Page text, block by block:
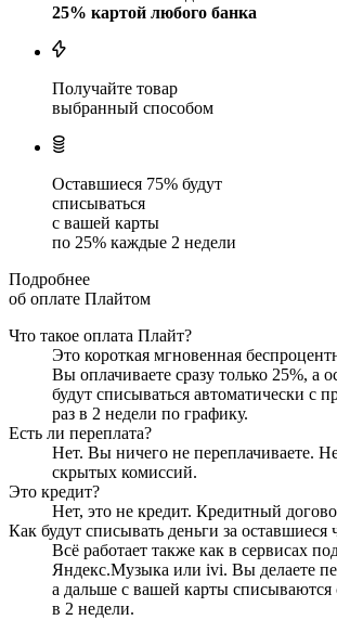
25% картой любого банка
Получайте товар
выбранный способом
Оставшиеся 75% будут
списываться
с вашей карты
по 25% каждые 2 недели
Подробнее
об оплате Плайтом
Что такое оплата Плайт?
Это короткая мгновенная
Вы оплачиваете сразу только 25%, а
будут списываться автоматически с
раз в 2 недели по графику.
Есть ли переплата?
Нет. Вы ничего не переплачиваете.
скрытых комиссий.
Это кредит?
Нет, это не кредит. Кредитный
Как будут списывать деньги за оставшиеся
Всё работает также как в сервисах
Яндекс.Музыка или ivi. Вы делаете
а дальше с вашей карты списываются
в 2 недели.